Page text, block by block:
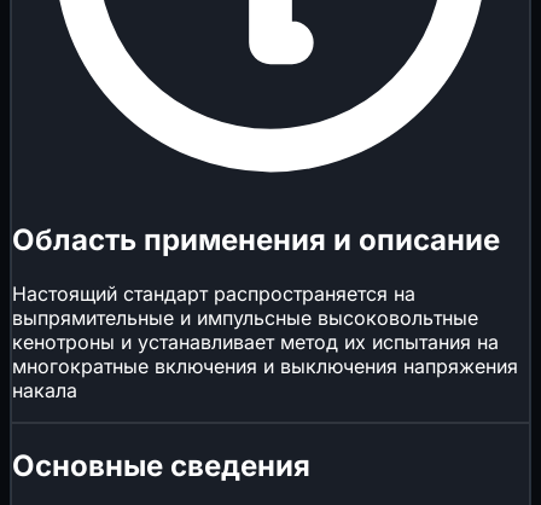
Область применения и описание
Настоящий стандарт распространяется на
выпрямительные и импульсные высоковольтные
кенотроны и устанавливает метод их испытания на
многократные включения и выключения напряжения
накала
Основные сведения